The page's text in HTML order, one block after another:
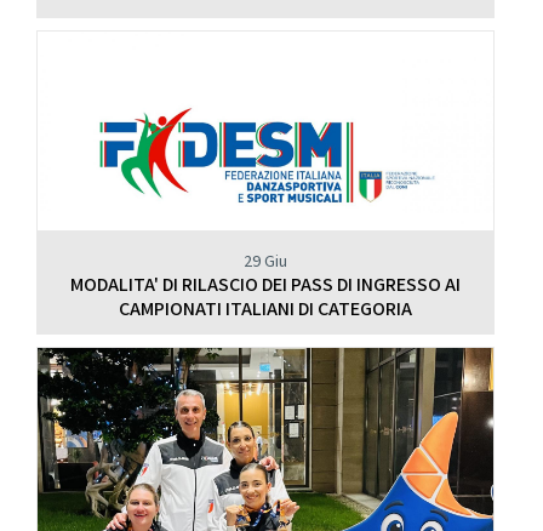
29 Giu
MODALITA' DI RILASCIO DEI PASS DI INGRESSO AI
CAMPIONATI ITALIANI DI CATEGORIA